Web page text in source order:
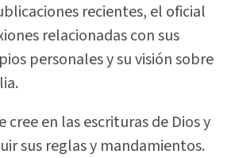
recientes, el oficial
relacionadas con sus
personales y su visión sobre
cree en las escrituras de Dios y
sus reglas y mandamientos.